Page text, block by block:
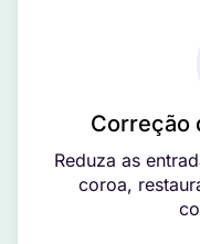
Correção
Reduza as
coroa,